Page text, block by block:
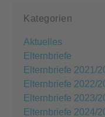
Kategorien
Aktuelles
Elternbriefe
Elternbriefe 2021/
Elternbriefe 2022/
Elternbriefe 2023/
Elternbriefe 2024/